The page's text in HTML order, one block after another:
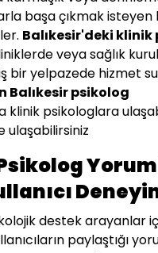
başa çıkmak
Balıkesir'deki
veya sağlık
bir yelpazede hizmet
Balıkesir psikolog
klinik psikologlara
ulaşabilirsiniz
destek arayanlar
paylaştığı